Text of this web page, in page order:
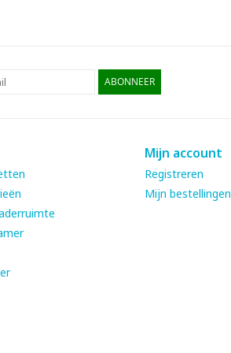
ABONNEER
Mijn account
Registreren
Mijn bestellingen